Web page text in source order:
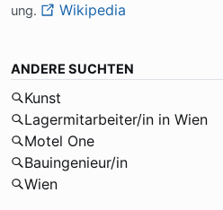
ung.
Wikipedia
ANDERE SUCHTEN
Kunst
Lagermitarbeiter/in in Wien
Motel One
Bauingenieur/in
Wien